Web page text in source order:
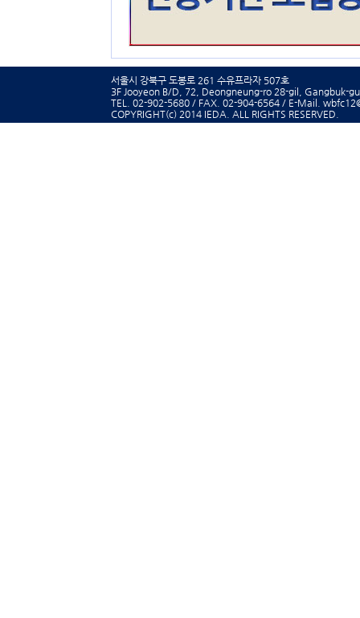
서울시 강북구 도봉로 261 수유프라자 507호
3F Jooyeon B/D, 72, Deongneung-ro 28-gil, Gangbuk-
TEL. 02-902-5680 / FAX. 02-904-6564 / E-Mail.
COPYRIGHT(c) 2014 IEDA. ALL RIGHTS RESERVED.